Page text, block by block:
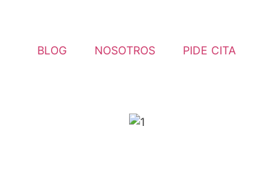
BLOG NOSOTROS
PIDE CITA